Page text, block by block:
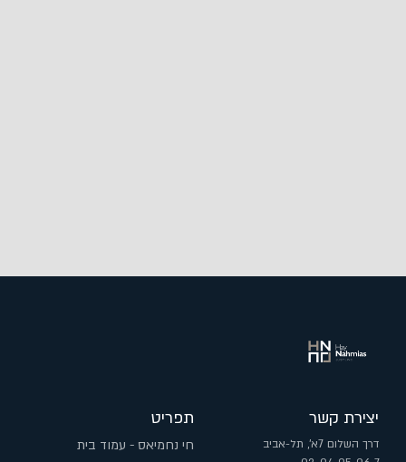
יצירת קשר
דרך השלום 7א', תל-אביב
תפריט
חי נחמיאס - עמוד בית